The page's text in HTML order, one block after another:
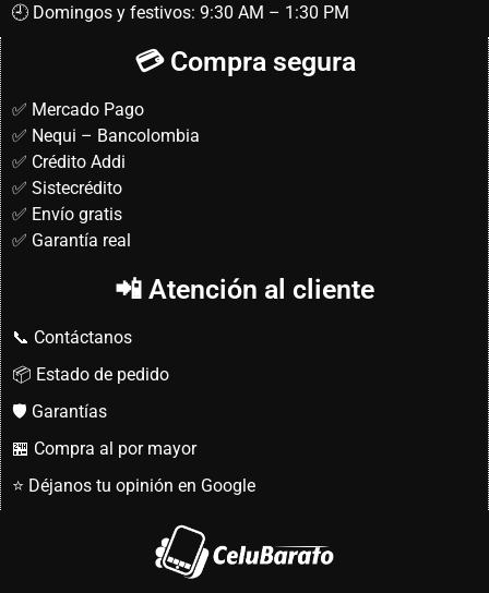
🕘 Domingos y festivos: 9:30 AM – 1:30 PM
💳 Compra segura
✅ Mercado Pago
✅ Nequi – Bancolombia
✅ Crédito Addi
✅ Sistecrédito
✅ Envío gratis
✅ Garantía real
📲 Atención al cliente
📞 Contáctanos
📦 Estado de pedido
🛡️ Garantías
🏪 Compra al por mayor
⭐ Déjanos tu opinión en Google